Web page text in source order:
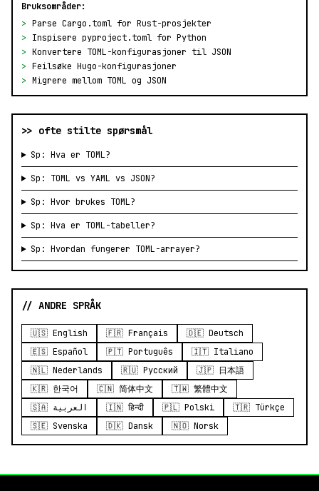
Bruksområder:
> Parse Cargo.toml for Rust-prosjekter
>
Inspisere pyproject.toml for Python
> Konvertere TOML-konfigurasjoner til JSON
> Feilsøke Hugo-konfigurasjoner
> Migrere mellom TOML og JSON
>> ofte stilte spørsmål
Sp: Hva er TOML?
Sp: TOML vs YAML vs JSON?
Sp: Hvor brukes TOML?
Sp: Hva er TOML-tabeller?
Sp: Hvordan fungerer TOML-arrayer?
// ANDRE SPRÅK
🇺🇸 English 🇫🇷 Français
🇩🇪 Deutsch
🇪🇸 Español
🇵🇹 Português
🇮🇹 Italiano
🇳🇱 Nederlands
🇷🇺 Русский
🇯🇵 日本語
🇰🇷 한국어
🇨🇳 简体中文
🇹🇼 繁體中文
🇸🇦 العربية
🇮🇳 हिन्दी 🇵🇱 Polski
🇹🇷 Türkçe
🇸🇪 Svenska
🇩🇰 Dansk 🇳🇴 Norsk